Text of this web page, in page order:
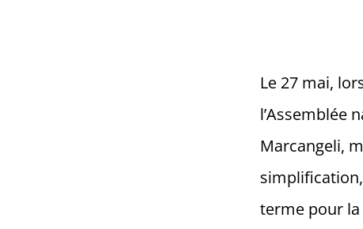
Le 27 mai,
l’Assemblée
Marcangeli,
terme pour la